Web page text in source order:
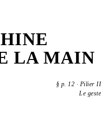
LA MAIN
§ p. 12 · Pilier II
Le geste